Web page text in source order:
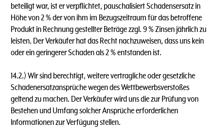
beteiligt war, ist er verpflichtet, pauschalisiert Schadensersatz in
Höhe von 2 % der von ihm im Bezugszeitraum für das betroffene
Produkt in Rechnung gestellter Beträge zzgl. 9 % Zinsen jährlich zu
leisten. Der Verkäufer hat das Recht nachzuweisen, dass uns kein
oder ein geringerer Schaden als 2 % entstanden ist.
14.2.) Wir sind berechtigt, weitere vertragliche oder gesetzliche
Schadenersatzansprüche wegen des Wettbewerbsverstoßes
geltend zu machen. Der Verkäufer wird uns die zur Prüfung von
Bestehen und Umfang solcher Ansprüche erforderlichen
lnformationen zur Verfügung stellen.